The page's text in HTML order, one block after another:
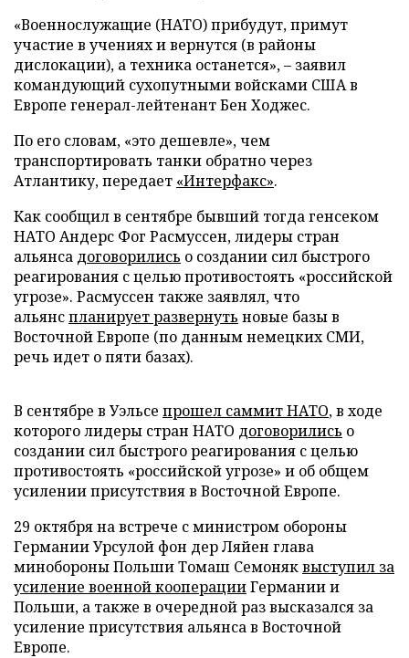
«Военнослужащие (НАТО) прибудут, примут
участие в учениях и вернутся (в районы
дислокации), а техника останется»,– заявил
командующий сухопутными войсками США в
Европе генерал-лейтенант Бен Ходжес.
По его словам, «это дешевле», чем
транспортировать танки обратно через
Атлантику, передает «Интерфакс».
Как сообщил в сентябре бывший тогда генсеком
НАТО Андерс Фог Расмуссен, лидеры стран
альянса договорились о создании сил быстрого
реагирования с целью противостоять «российской
угрозе». Расмуссен также заявлял, что
альянспланирует развернуть новые базы в
Восточной Европе (по данным немецких СМИ,
речь идет о пяти базах).
В сентябре в Уэльсе прошел саммит НАТО, в ходе
которого лидеры стран НАТО договорились о
создании сил быстрого реагирования с целью
противостоять «российской угрозе» и об общем
усилении присутствия в Восточной Европе.
29 октября на встрече с министром обороны
Германии Урсулой фон дер Ляйен глава
минобороны Польши Томаш Семоняквыступил за
усиление военной кооперацииГермании и
Польши, а также в очередной раз высказался за
усиление присутствия альянса в Восточной
Европе.